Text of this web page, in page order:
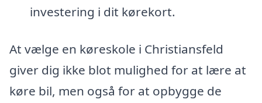
investering i dit kørekort.
At vælge en køreskole i Christiansfeld
giver dig ikke blot mulighed for at lære at
køre bil, men også for at opbygge de